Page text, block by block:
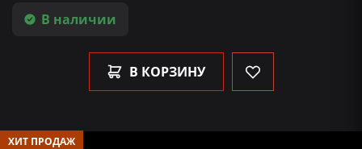
В наличии
В КОРЗИНУ
ХИТ ПРОДАЖ